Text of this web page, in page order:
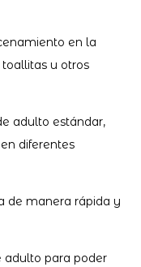
en la
u otros
adulto estándar,
diferentes
de manera rápida y
adulto para poder